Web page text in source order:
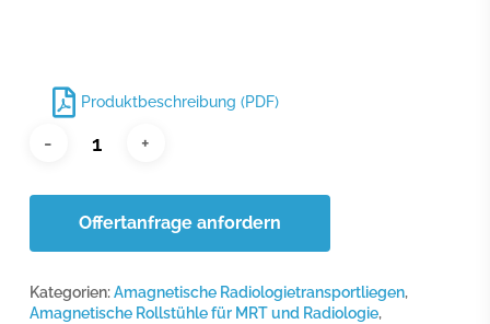
Produktbeschreibung (PDF)
Offertanfrage anfordern
Kategorien:Amagnetische Radiologietransportliegen,
Amagnetische Rollstühle für MRT und Radiologie,